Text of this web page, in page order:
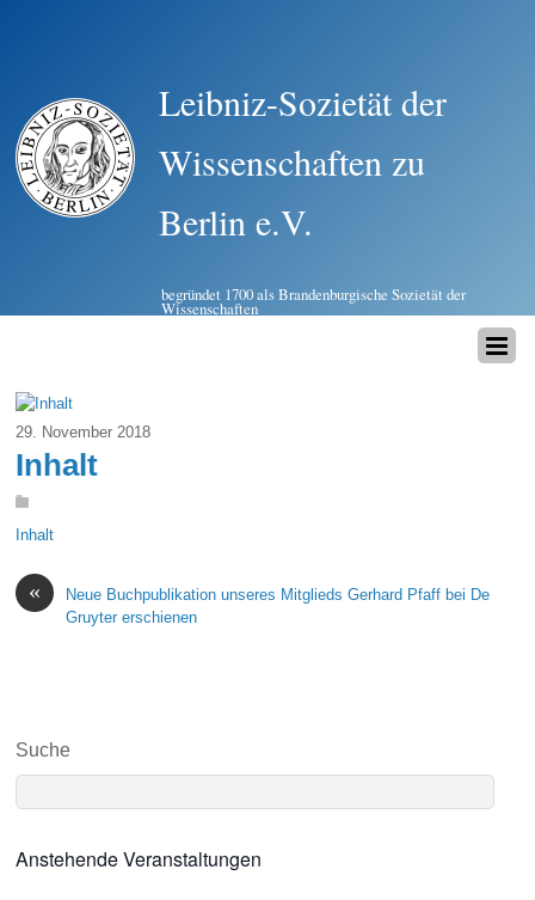
Leibniz-Sozietät der
Wissenschaften zu
Berlin e.V.
begründet 1700 als Brandenburgische Sozietät der
Wissenschaften
29. November 2018
Inhalt
Inhalt
«
Neue Buchpublikation unseres Mitglieds Gerhard Pfaff bei De
Gruyter erschienen
Suche
Anstehende Veranstaltungen